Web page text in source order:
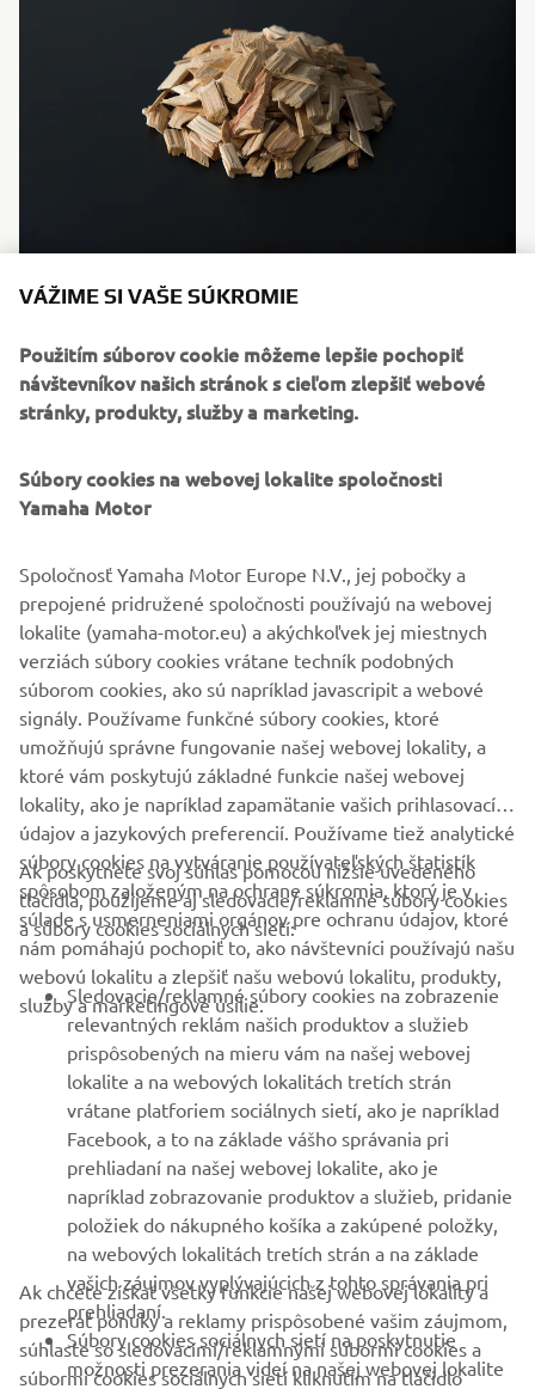
Wood chips used as raw materials (sample)
Cellulose nanofiber reinforced resin Cellenpia Plas®
FIREMNÉ STRÁNKY
B2B
VIAC YAMAHA
PODPORA
BULLETIN
Získajte medzi prvými informácie o najnovších ponukách,
špeciálnych akciách, nových verziách a mnoho ďalšieho
PRIHLÁSIŤ SA NA ODBER
VÁŽIME SI VAŠE SÚKROMIE
Použitím súborov cookie môžeme lepšie pochopiť
návštevníkov našich stránok s cieľom zlepšiť webové
stránky, produkty, služby a marketing.
Súbory cookies na webovej lokalite spoločnosti
Yamaha Motor
Spoločnosť Yamaha Motor Europe N.V., jej pobočky a
prepojené pridružené spoločnosti používajú na webovej
lokalite (yamaha-motor.eu) a akýchkoľvek jej miestnych
verziách súbory cookies vrátane techník podobných
súborom cookies, ako sú napríklad javascripit a webové
signály. Používame funkčné súbory cookies, ktoré
umožňujú správne fungovanie našej webovej lokality, a
ktoré vám poskytujú základné funkcie našej webovej
lokality, ako je napríklad zapamätanie vašich prihlasovacích
údajov a jazykových preferencií. Používame tiež analytické
súbory cookies na vytváranie používateľských štatistík
spôsobom založeným na ochrane súkromia, ktorý je v
súlade s usmerneniami orgánov pre ochranu údajov, ktoré
nám pomáhajú pochopiť to, ako návštevníci používajú našu
webovú lokalitu a zlepšiť našu webovú lokalitu, produkty,
služby a marketingové úsilie.
Ak poskytnete svoj súhlas pomocou nižšie uvedeného
tlačidla, použijeme aj sledovacie/reklamné súbory cookies
a súbory cookies sociálnych sietí:
Sledovacie/reklamné súbory cookies na zobrazenie
relevantných reklám našich produktov a služieb
prispôsobených na mieru vám na našej webovej
lokalite a na webových lokalitách tretích strán
vrátane platforiem sociálnych sietí, ako je napríklad
Facebook, a to na základe vášho správania pri
prehliadaní na našej webovej lokalite, ako je
napríklad zobrazovanie produktov a služieb, pridanie
položiek do nákupného košíka a zakúpené položky,
na webových lokalitách tretích strán a na základe
vašich záujmov vyplývajúcich z tohto správania pri
prehliadaní.
Súbory cookies sociálnych sietí na poskytnutie
možnosti prezerania videí na našej webovej lokalite
Ak chcete získať všetky funkcie našej webovej lokality a
prezerať ponuky a reklamy prispôsobené vašim záujmom,
súhlaste so sledovacími/reklamnými súbormi cookies a
súbormi cookies sociálnych sietí kliknutím na tlačidlo